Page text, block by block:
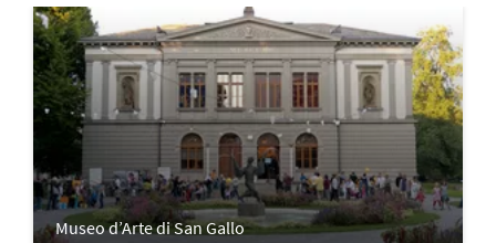
Museo d’Arte di San Gallo